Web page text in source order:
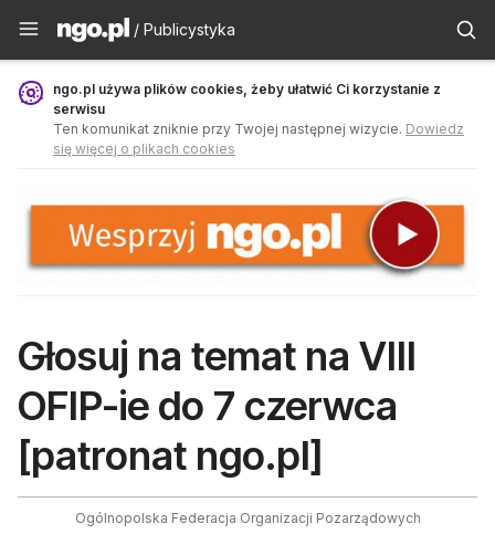
Publicystyka - ngo.pl
/ Publicystyka
ngo.pl używa plików cookies, żeby ułatwić Ci korzystanie z
serwisu
Ten komunikat zniknie przy Twojej następnej wizycie. Dowiedz
się więcej o plikach cookies
Głosuj na temat na VIII
OFIP-ie do 7 czerwca
[patronat ngo.pl]
Ogólnopolska Federacja Organizacji Pozarządowych